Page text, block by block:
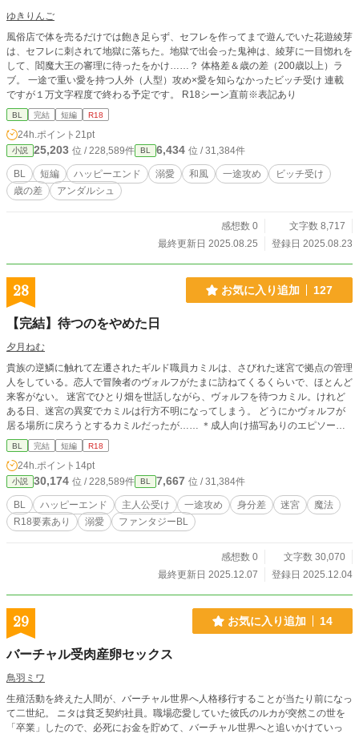
ゆきりんご
風俗店で体を売るだけでは飽き足らず、セフレを作ってまで遊んでいた花遊綾芽
は、セフレに刺されて地獄に落ちた。地獄で出会った鬼神は、綾芽に一目惚れを
して、閻魔大王の審理に待ったをかけ……？ 体格差＆歳の差（200歳以上）ラ
ブ。 一途で重い愛を持つ人外（人型）攻め×愛を知らなかったビッチ受け 連載
ですが１万文字程度で終わる予定です。 R18シーン直前※表記あり
BL 完結 短編 R18
24h.ポイント 21pt
小説 25,203 位 / 228,589件 BL 6,434 位 / 31,384件
BL 短編 ハッピーエンド 溺愛 和風 一途攻め
ビッチ受け
歳の差
アンダルシュ
感想数 0
文字数 8,717
最終更新日 2025.08.25
登録日 2025.08.23
28 お気に入り追加 127
【完結】待つのをやめた日
夕月ねむ
貴族の逆鱗に触れて左遷されたギルド職員カミルは、さびれた迷宮で拠点の管理
人をしている。恋人で冒険者のヴォルフがたまに訪ねてくるくらいで、ほとんど
来客がない。 迷宮でひとり畑を世話しながら、ヴォルフを待つカミル。けれど
ある日、迷宮の異変でカミルは行方不明になってしまう。 どうにかヴォルフが
居る場所に戻ろうとするカミルだったが…… ＊成人向け描写ありのエピソード
はタイトルに*を付けています。三万字ほどで完結予定です。 ＊他サイトでも投
稿しています。
BL 完結 短編 R18
24h.ポイント 14pt
小説 30,174 位 / 228,589件 BL 7,667 位 / 31,384件
BL ハッピーエンド 主人公受け 一途攻め 身分差 迷宮
魔法
R18要素あり
溺愛 ファンタジーBL
感想数 0
文字数 30,070
最終更新日 2025.12.07
登録日 2025.12.04
29 お気に入り追加 14
バーチャル受肉産卵セックス
鳥羽ミワ
生殖活動を終えた人間が、バーチャル世界へ人格移行することが当たり前になっ
て二世紀。 ニタは貧乏契約社員。職場恋愛していた彼氏のルカが突然この世を
「卒業」したので、必死にお金を貯めて、バーチャル世界へと追いかけていっ